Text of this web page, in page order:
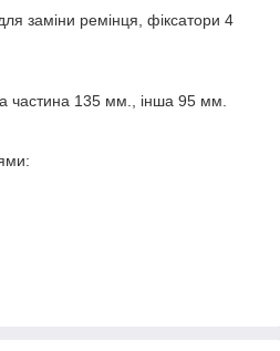
заміни ремінця, фіксатори 4
частина 135 мм., інша 95 мм.